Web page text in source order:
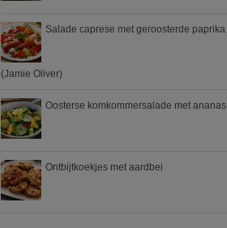
Salade caprese met geroosterde paprika
(Jamie Oliver)
Oosterse komkommersalade met ananas
Ontbijtkoekjes met aardbei